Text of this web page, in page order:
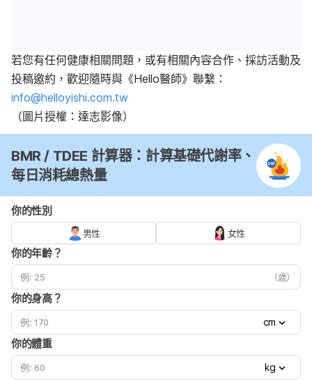
若您有任何健康相關問題，或有相關內容合作、採訪活動及
投稿邀約，歡迎隨時與《Hello醫師》聯繫：
info@helloyishi.com.tw
（圖片授權：達志影像）
BMR / TDEE 計算器：計算基礎代謝率、
每日消耗總熱量
你的性別
男性 女性
你的年齡？
（歲）
你的身高？
cm
你的體重
kg